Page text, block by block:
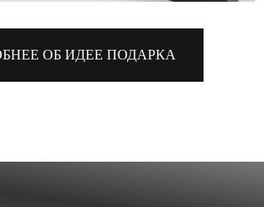
ОБ ИДЕЕ ПОДАРКА